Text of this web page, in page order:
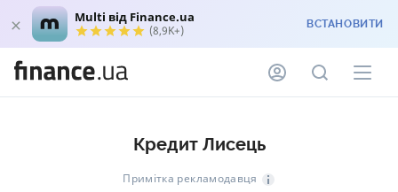
Multi від Finance.ua
(8,9K+) ВСТАНОВИТИ
Кредит Лисець
Примітка рекламодавця